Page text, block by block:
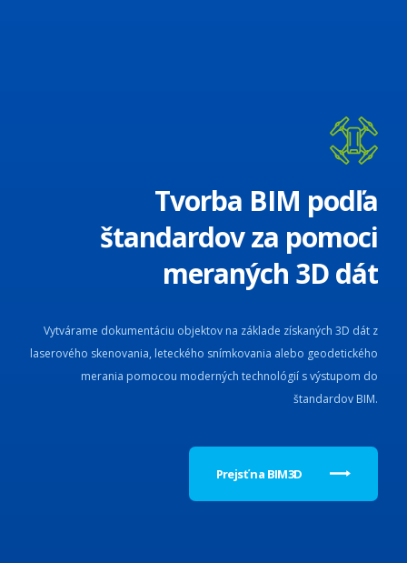
Tvorba BIM podľa
štandardov za pomoci
meraných 3D dát
Vytvárame dokumentáciu objektov na základe získaných 3D dát z
laserového skenovania, leteckého snímkovania alebo geodetického
merania pomocou moderných technológií s výstupom do
štandardov BIM.
Prejsť na BIM3D